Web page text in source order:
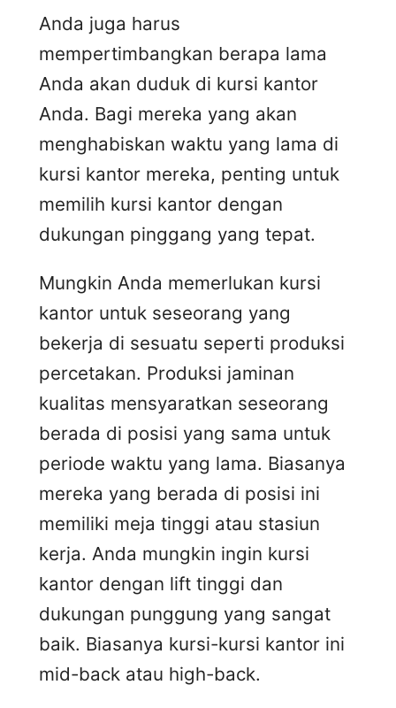
Anda juga harus
mempertimbangkan berapa lama
Anda akan duduk di kursi kantor
Anda. Bagi mereka yang akan
menghabiskan waktu yang lama di
kursi kantor mereka, penting untuk
memilih kursi kantor dengan
dukungan pinggang yang tepat.
Mungkin Anda memerlukan kursi
kantor untuk seseorang yang
bekerja di sesuatu seperti produksi
percetakan. Produksi jaminan
kualitas mensyaratkan seseorang
berada di posisi yang sama untuk
periode waktu yang lama. Biasanya
mereka yang berada di posisi ini
memiliki meja tinggi atau stasiun
kerja. Anda mungkin ingin kursi
kantor dengan lift tinggi dan
dukungan punggung yang sangat
baik. Biasanya kursi-kursi kantor ini
mid-back atau high-back.